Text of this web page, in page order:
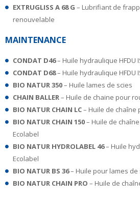
EXTRUGLISS A 68 G – Lubrifiant de
renouvelable
MAINTENANCE
CONDAT D46– Huile hydraulique HFDU
CONDAT D68– Huile hydraulique HFDU
BIO NATUR 350– Huile lames de scies
CHAIN BALLER– Huile de chaine pour
BIO NATUR CHAIN LC– Huile de
BIO NATUR CHAIN 150– Huile de
Ecolabel
BIO NATUR HYDROLABEL 46– Huile
Ecolabel
BIO NATUR BS 36– Huile pour lames de
BIO NATUR CHAIN PRO – Huile de